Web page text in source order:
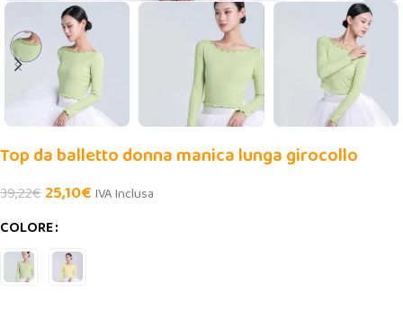
Top da balletto donna manica lunga girocollo
39,22€25,10€ IVA Inclusa
COLORE